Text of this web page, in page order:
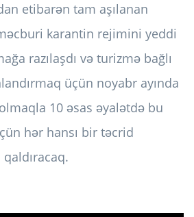
etibarən tam aşılanan
karantin rejimini yeddi
razılaşdı və turizmə bağlı
üçün noyabr ayında
10 əsas əyalətdə bu
hər hansı bir təcrid